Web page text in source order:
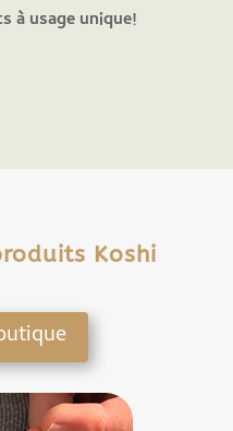
à usage unique!
Koshi